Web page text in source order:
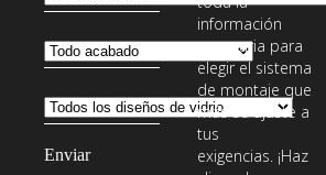
información
necesaria para
elegir el sistema
de montaje que
más se ajuste a
tus
exigencias. ¡Haz